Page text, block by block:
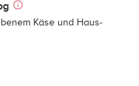
Käse und Haus-